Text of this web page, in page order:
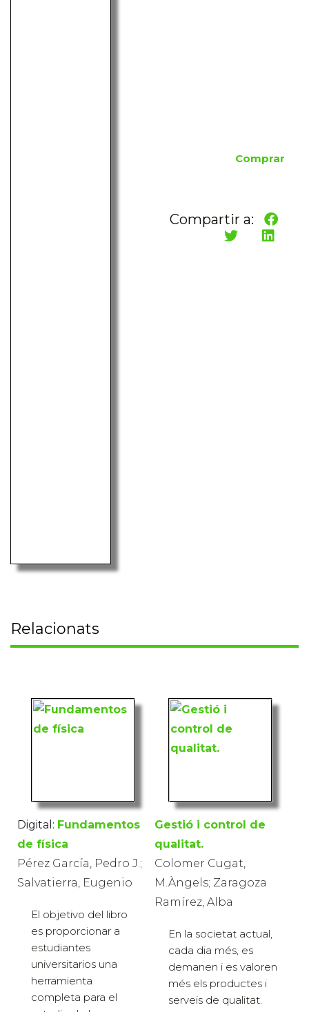
Comprar
Compartir a:
Relacionats
Digital: Fundamentos
de física
Pérez García, Pedro J.;
Salvatierra, Eugenio
El objetivo del libro
es proporcionar a
estudiantes
universitarios una
herramienta
completa para el
Gestió i control de
qualitat.
Colomer Cugat,
M.Àngels; Zaragoza
Ramírez, Alba
En la societat actual,
cada dia més, es
demanen i es valoren
més els productes i
serveis de qualitat.